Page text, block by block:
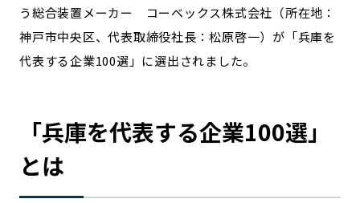
佐賀エリア
長崎エリア
熊本エリア
大分エリア
宮崎エリア
鹿児島エリア
う総合装置メーカー コーベックス株式会社（所在地：
神戸市中央区、代表取締役社長：松原啓一）が「兵庫を
代表する企業100選」に選出されました。
「兵庫を代表する企業100選」
とは